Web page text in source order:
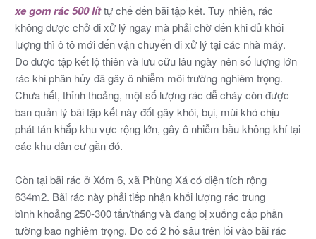
xe gom rác 500 líttự chế đến bãi tập kết. Tuy nhiên, rác
không được chở đi xử lý ngay mà phải chờ đến khi đủ khối
lượng thì ô tô mới đến vận chuyển đi xử lý tại các nhà máy.
Do được tập kết lộ thiên và lưu cữu lâu ngày nên số lượng lớn
rác khi phân hủy đã gây ô nhiễm môi trường nghiêm trọng.
Chưa hết, thỉnh thoảng, một số lượng rác dễ cháy còn được
ban quản lý bãi tập kết này đốt gây khói, bụi, mùi khó chịu
phát tán khắp khu vực rộng lớn, gây ô nhiễm bầu không khí tại
các khu dân cư gần đó.
Còn tại bãi rác ở Xóm 6, xã Phùng Xá có diện tích rộng
634m2. Bãi rác này phải tiếp nhận khối lượng rác trung
bình khoảng 250-300 tấn/tháng và đang bị xuống cấp phần
tường bao nghiêm trọng. Do có 2 hố sâu trên lối vào bãi rác